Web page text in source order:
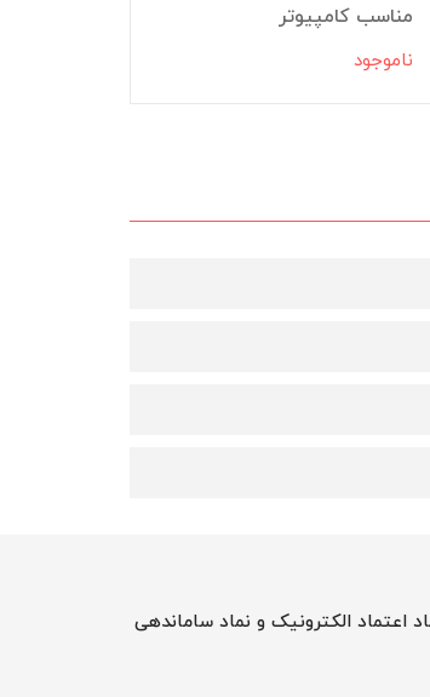
مناسب کامپیوتر
ناموجود
اعتماد الکترونیک و نماد ساماندهی